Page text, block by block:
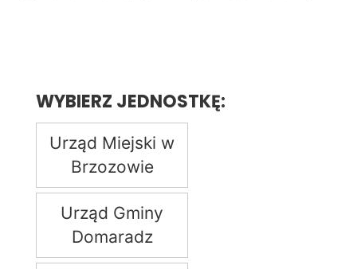
WYBIERZ JEDNOSTKĘ:
Urząd Miejski w
Brzozowie
Urząd Gminy
Domaradz